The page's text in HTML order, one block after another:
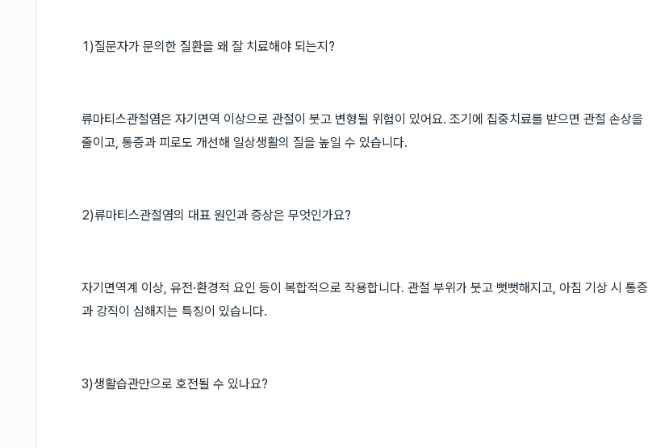
1)질문자가 문의한 질환을 왜 잘 치료해야 되는지?
류마티스관절염은 자기면역 이상으로 관절이 붓고 변형될 위험이 있어요. 조기에 집중치료를 받으면 관절 손상을
줄이고, 통증과 피로도 개선해 일상생활의 질을 높일 수 있습니다.
2)류마티스관절염의 대표 원인과 증상은 무엇인가요?
자기면역계 이상, 유전·환경적 요인 등이 복합적으로 작용합니다. 관절 부위가 붓고 뻣뻣해지고, 아침 기상 시 통증
과 강직이 심해지는 특징이 있습니다.
3)생활습관만으로 호전될 수 있나요?